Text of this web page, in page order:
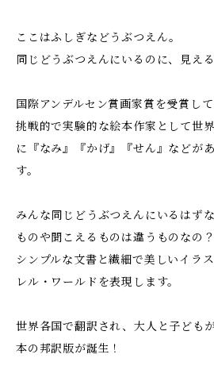
ここはふしぎなどうぶつえん。
同じどうぶつえんにいるのに、見え
国際アンデルセン賞画家賞を受賞して
挑戦的で実験的な絵本作家として世
に『なみ』『かげ』『せん』などが
す。
みんな同じどうぶつえんにいるはず
ものや聞こえるものは違うものなの？
シンプルな文書と繊細で美しいイラ
レル・ワールドを表現します。
世界各国で翻訳され、大人と子ども
本の邦訳版が誕生！